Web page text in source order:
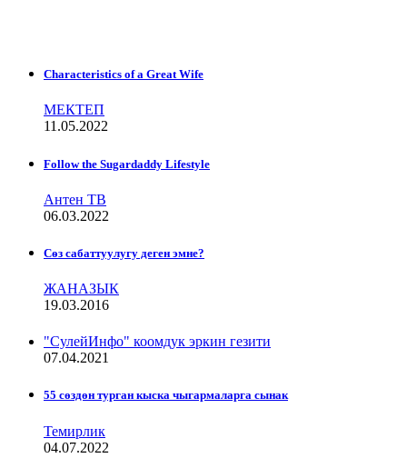
Characteristics of a Great Wife
МЕКТЕП
11.05.2022
Follow the Sugardaddy Lifestyle
Антен ТВ
06.03.2022
Сѳз сабаттуулугу деген эмне?
ЖАНАЗЫК
19.03.2016
"СулейИнфо" коомдук эркин гезити
07.04.2021
55 сөздөн турган кыска чыгармаларга сынак
Темирлик
04.07.2022